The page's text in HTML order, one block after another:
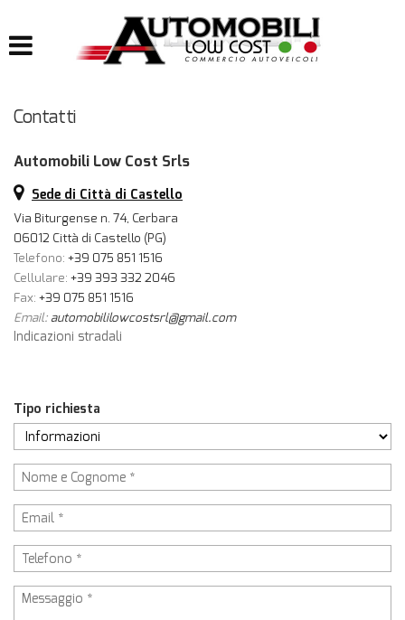
IMPIANTI GPL
IMPIANTI METANO
ACQUISTIAMO USATO
ASSISTENZA
Contatti
Automobili Low Cost Srls
Sede di Città di Castello
Via Biturgense n. 74, Cerbara
06012 Città di Castello (PG)
Telefono: +39 075 851 1516
Cellulare: +39 393 332 2046
Fax: +39 075 851 1516
Email: automobililowcostsrl@gmail.com
Indicazioni stradali
Tipo richiesta